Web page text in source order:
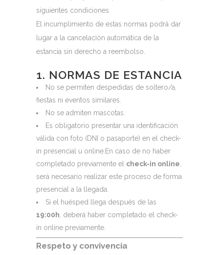
siguientes condiciones.
El incumplimiento de estas normas podrá dar
lugar a la cancelación automática de la
estancia sin derecho a reembolso.
1. NORMAS DE ESTANCIA
No se permiten despedidas de soltero/a,
fiestas ni eventos similares.
No se admiten mascotas.
Es obligatorio presentar una identificación
válida con foto (DNI o pasaporte) en el check-
in presencial u online.En caso de no haber
completado previamente el check-in online
será necesario realizar este proceso de forma
presencial a la llegada.
Si el huésped llega después de las
19:00h , deberá haber completado el check-
in online previamente.
Respeto y convivencia